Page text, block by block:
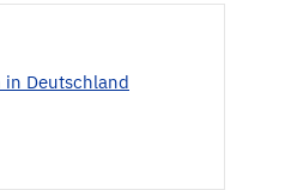
in Deutschland